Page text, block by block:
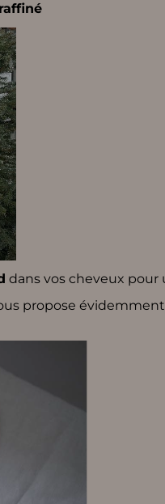
dans vos cheveux pour
propose